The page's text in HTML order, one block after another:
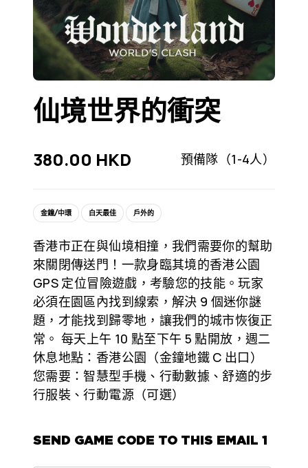
仙境世界的衝突
380.00 HKD 預備隊（1-4人）
金鐘/中環 白天最佳 戶外的
香港市正在與仙境相撞，我們需要你的幫助
來關閉傳送門！一款身臨其境的香港公園
GPS 定位冒險遊戲，考驗您的技能。玩家
必須在園區內找到線索，解決 9 個迷你謎
題，才能找到歸零地，讓我們的城市恢復正
常。 每天上午 10 點至下午 5 點開放，週二
休息地點：香港公園（金鐘地鐵 C 出口）
您需要：智慧型手機、行動數據、舒適的步
行服裝、行動電源（可選）
SEND GAME CODE TO THIS EMAIL 1